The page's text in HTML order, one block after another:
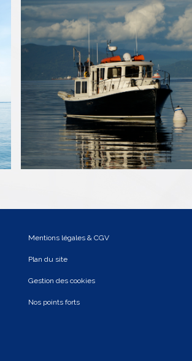
Mentions légales & CGV
Plan du site
Gestion des cookies
Nos points forts